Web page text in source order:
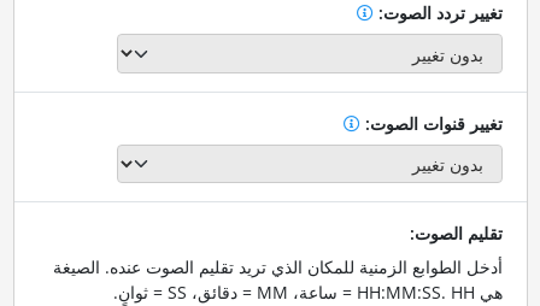
تغيير تردد الصوت:
تغيير قنوات الصوت:
تقليم الصوت:
أدخل الطوابع الزمنية للمكان الذي تريد تقليم الصوت عنده. الصيغة
هي HH:MM:SS. HH = ساعة، MM = دقائق، SS = ثوانٍ.